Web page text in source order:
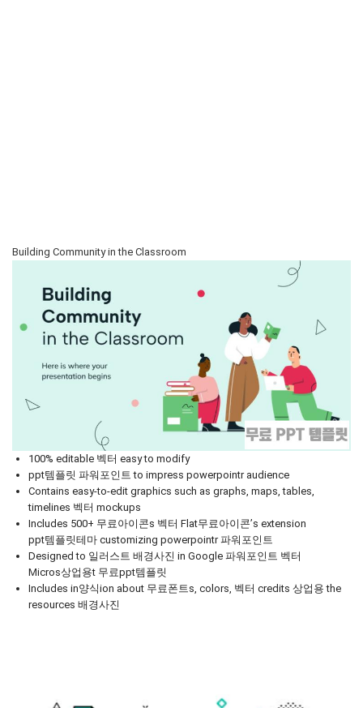
Building Community in the Classroom
100% editable 벡터 easy to modify
ppt템플릿 파워포인트 to impress powerpointr audience
Contains easy-to-edit graphics such as graphs, maps, tables,
timelines 벡터 mockups
Includes 500+ 무료아이콘s 벡터 Flat무료아이콘’s extension
ppt템플릿테마 customizing powerpointr 파워포인트
Designed to 일러스트 배경사진 in Google 파워포인트 벡터
Micros상업용t 무료ppt템플릿
Includes in양식ion about 무료폰트s, colors, 벡터 credits 상업용 the
resources 배경사진